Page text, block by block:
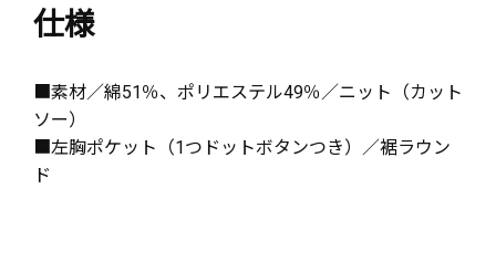
仕様
■素材／綿51％、ポリエステル49％／ニット（カット
ソー）
■左胸ポケット（1つドットボタンつき）／裾ラウン
ド